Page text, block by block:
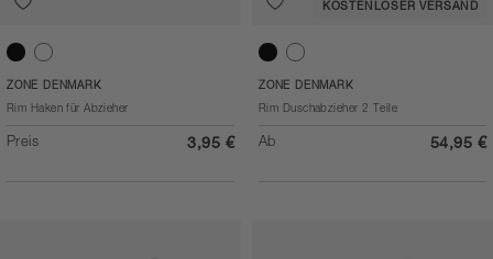
BlackWhite
ZONE DENMARK
Rim Haken für Abzieher
Preis 3,95 €
KOSTENLOSER VERSAND
BlackWhite
ZONE DENMARK
Rim Duschabzieher 2 Teile
Ab 54,95 €